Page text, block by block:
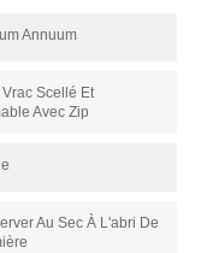
Annuum
Scellé Et
Avec Zip
Au Sec À L'abri De